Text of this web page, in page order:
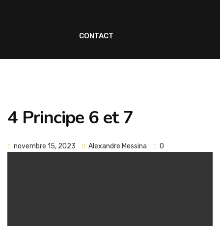
CONTACT
4 Principe 6 et 7
novembre 15, 2023 Alexandre Messina 0